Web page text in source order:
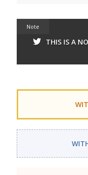
Note
THIS IS A